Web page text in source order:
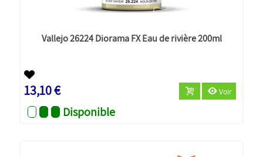
Vallejo 26224 Diorama FX Eau de rivière 200ml
13,10 € Voir
Disponible